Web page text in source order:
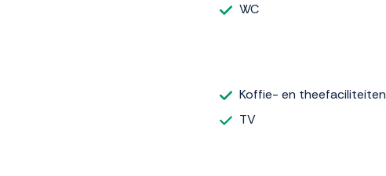
WC
Koffie- en theefaciliteiten
TV